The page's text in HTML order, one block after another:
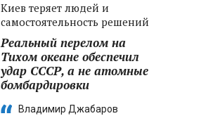
Киев теряет людей и
самостоятельность решений
Реальный перелом на
Тихом океане обеспечил
удар СССР, а не атомные
бомбардировки
Владимир Джабаров